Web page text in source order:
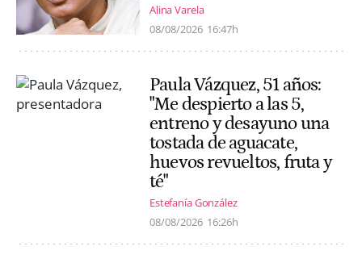
Alina Varela
08/08/2026 16:47h
Paula Vázquez, 51 años:
"Me despierto a las 5,
entreno y desayuno una
tostada de aguacate,
huevos revueltos, fruta y
té"
Estefanía González
08/08/2026 16:26h